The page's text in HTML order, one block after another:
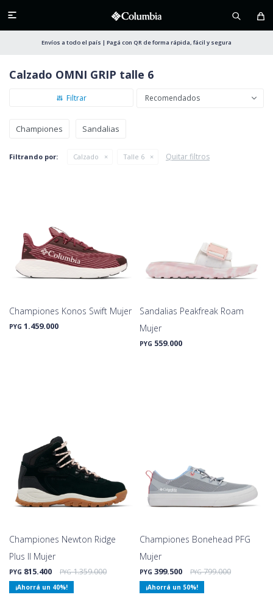

Envíos a todo el país | Pagá con QR de forma rápida, fácil y segura
Calzado OMNI GRIP talle 6
Recomendados
Championes Sandalias
Filtrando por: Calzado Talle 6 Quitar filtros
Championes Konos Swift Mujer
PYG 1.459.000
Sandalias Peakfreak Roam
Mujer
PYG 559.000
Championes Newton Ridge
Plus II Mujer
PYG 815.400 PYG 1.359.000
40
Championes Bonehead PFG
Mujer
PYG 399.500 PYG 799.000
50